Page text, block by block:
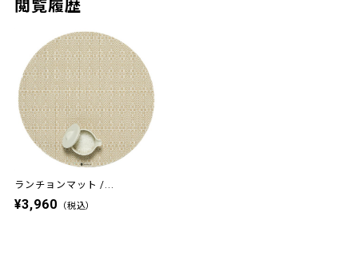
閲覧履歴
ランチョンマット /...
¥3,960 （税込）